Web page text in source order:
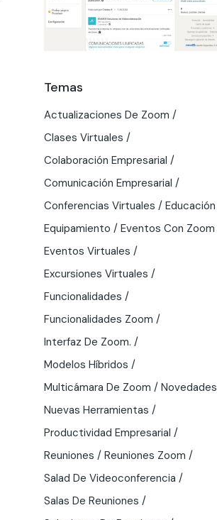
Temas
Actualizaciones De Zoom
Clases Virtuales
Colaboración Empresarial
Comunicación Empresarial
Conferencias Virtuales
Educación
Equipamiento
Eventos Con Zoom
Eventos Virtuales
Excursiones Virtuales
Funcionalidades
Funcionalidades Zoom
Interfaz De Zoom.
Modelos Híbridos
Multicámara De Zoom
Novedades
Nuevas Herramientas
Productividad Empresarial
Reuniones
Reuniones Zoom
Salad De Videoconferencia
Salas De Reuniones